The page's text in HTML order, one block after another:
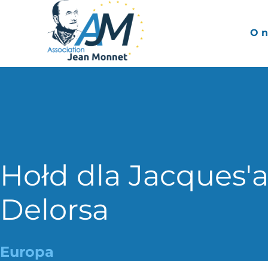
O
Hołd dla Jacques'a
Delorsa
Europa